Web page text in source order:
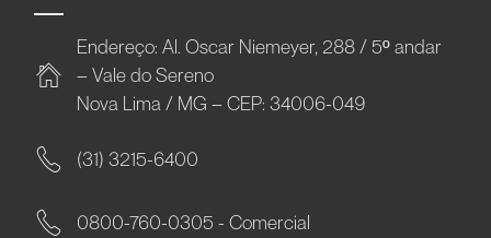
Endereço: Al. Oscar Niemeyer, 288 / 5º andar
– Vale do Sereno
Nova Lima / MG – CEP: 34006-049
(31) 3215-6400
0800-760-0305 - Comercial